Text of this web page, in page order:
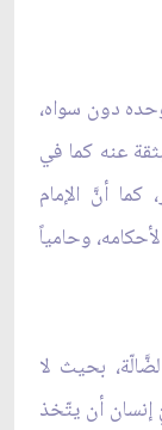
دون سواه،
عنه كما في
كما أنَّ الإمام
وحامياً
بحيث لا
إنسان أن يتّخذ